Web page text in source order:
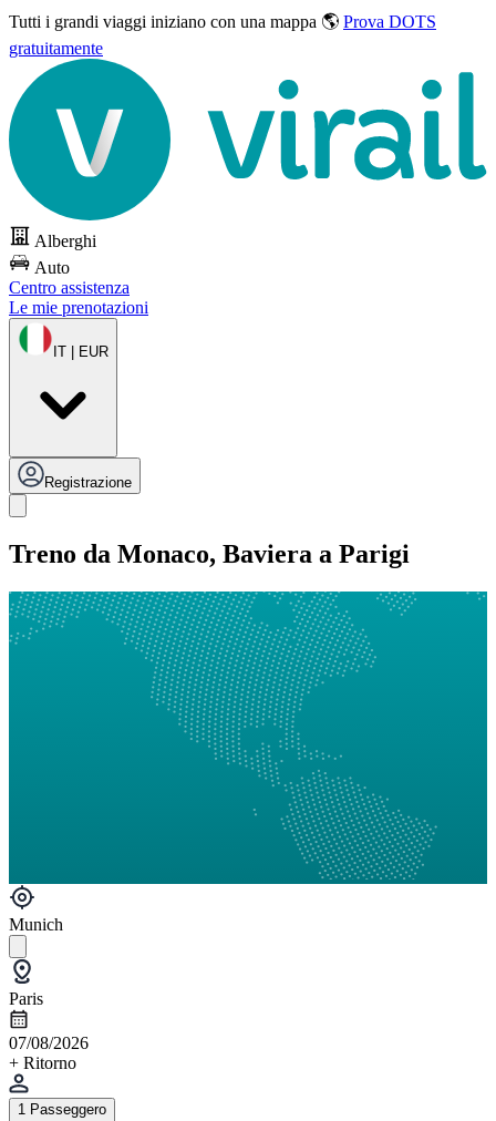
Tutti i grandi viaggi iniziano con una mappa 🌎 Prova DOTS
gratuitamente
Alberghi
Auto
Centro assistenza
Le mie prenotazioni
IT | EUR
Registrazione
Treno da Monaco, Baviera a Parigi
Munich
Paris
07/08/2026
+ Ritorno
1 Passeggero